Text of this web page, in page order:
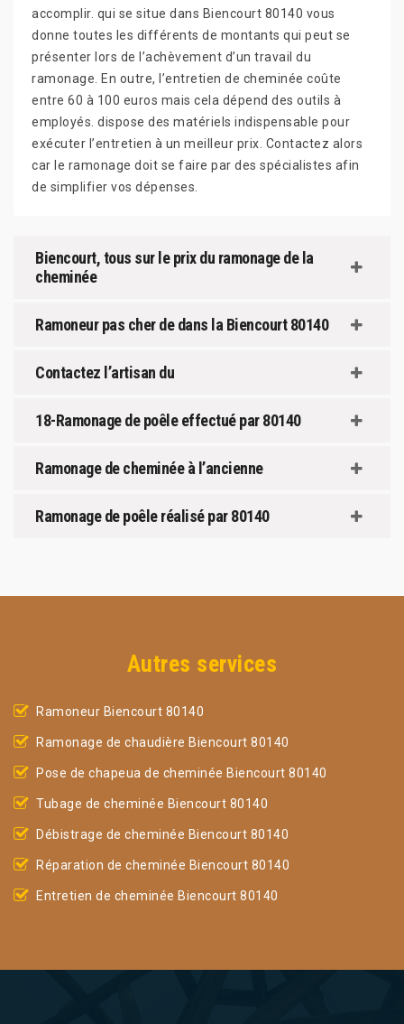
accomplir. qui se situe dans Biencourt 80140 vous
donne toutes les différents de montants qui peut se
présenter lors de l’achèvement d’un travail du
ramonage. En outre, l’entretien de cheminée coûte
entre 60 à 100 euros mais cela dépend des outils à
employés. dispose des matériels indispensable pour
exécuter l’entretien à un meilleur prix. Contactez alors
car le ramonage doit se faire par des spécialistes afin
de simplifier vos dépenses.
Biencourt, tous sur le prix du ramonage de la
cheminée
Ramoneur pas cher de dans la Biencourt 80140
Contactez l’artisan du
18-Ramonage de poêle effectué par 80140
Ramonage de cheminée à l’ancienne
Ramonage de poêle réalisé par 80140
Autres services
Ramoneur Biencourt 80140
Ramonage de chaudière Biencourt 80140
Pose de chapeua de cheminée Biencourt 80140
Tubage de cheminée Biencourt 80140
Débistrage de cheminée Biencourt 80140
Réparation de cheminée Biencourt 80140
Entretien de cheminée Biencourt 80140